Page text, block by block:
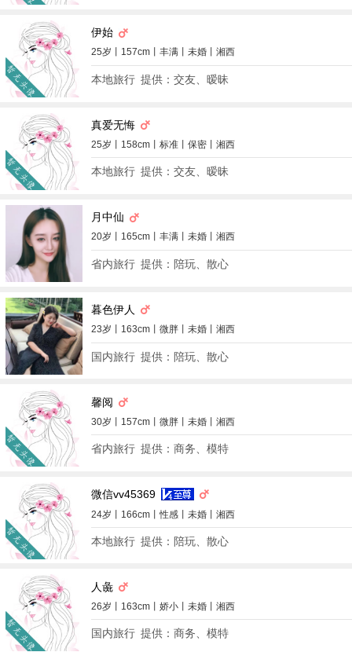
伊始
25岁丨157cm丨丰满丨未婚丨湘西
本地旅行 提供：交友、暧昧
真爱无悔
25岁丨158cm丨标准丨保密丨湘西
本地旅行 提供：交友、暧昧
月中仙
20岁丨165cm丨丰满丨未婚丨湘西
省内旅行 提供：陪玩、散心
暮色伊人
23岁丨163cm丨微胖丨未婚丨湘西
国内旅行 提供：陪玩、散心
馨阅
30岁丨157cm丨微胖丨未婚丨湘西
省内旅行 提供：商务、模特
微信vv45369
24岁丨166cm丨性感丨未婚丨湘西
本地旅行 提供：陪玩、散心
人彘
26岁丨163cm丨娇小丨未婚丨湘西
国内旅行 提供：商务、模特